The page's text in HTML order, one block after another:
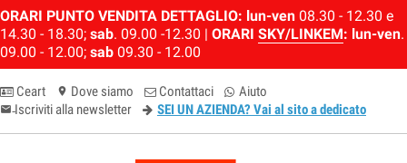
ORARI PUNTO VENDITA DETTAGLIO: lun-ven 08.30 - 12.30 e
14.30 - 18.30; sab. 09.00 -12.30 | ORARI SKY/LINKEM: lun-ven.
09.00 - 12.00; sab 09.30 - 12.00
Ceart location_on Dove siamo Contattaci Aiuto
email-newsletter
Iscriviti alla newsletter SEI UN AZIENDA? Vai al sito a dedicato